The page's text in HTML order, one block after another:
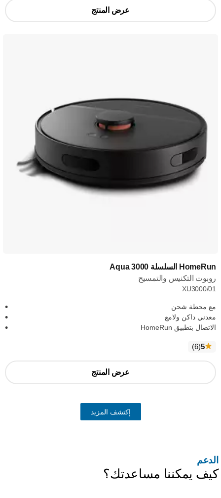
عرض المنتج
HomeRun السلسلة Aqua 3000
روبوت التكنيس والتمسيح
XU3000/01
مع محطة شحن
معدني داكن ولامع
الاتصال بتطبيق HomeRun
5
(6 الآراء )
عرض المنتج
إكتشف المزيد
يمكننا مساعدتك؟